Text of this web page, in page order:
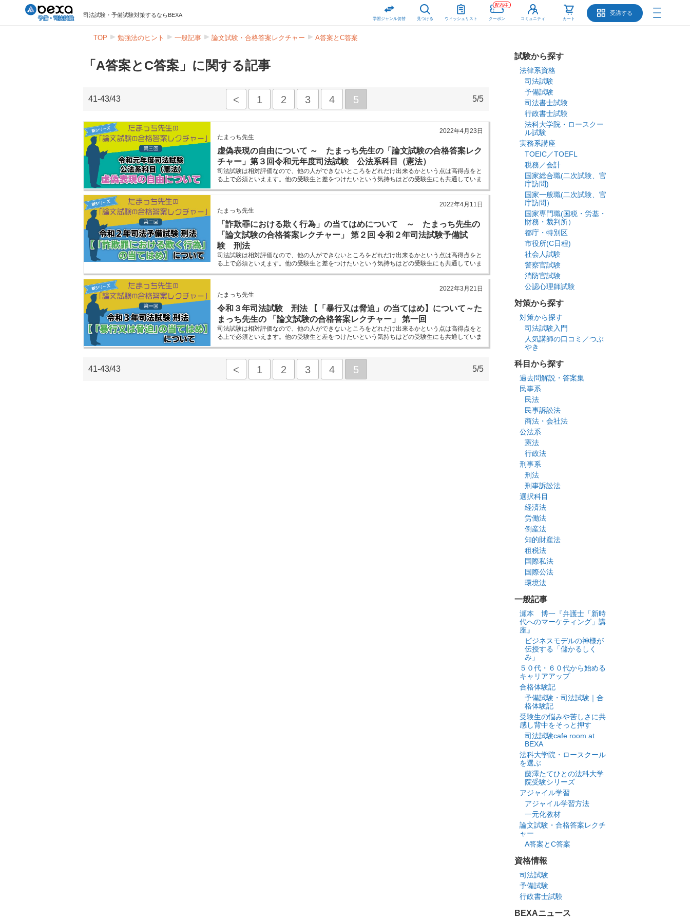
司法試験・予備試験対策するならBEXA
学習ジャンル切替 見つける ウィッシュリスト クーポン
配布中
コミュニティ カート
受講する
TOP 勉強法のヒント 一般記事 論文試験・合格答案レクチャー A答案とC答案
「A答案とC答案」に関する記事
41-43/43 5/5
< 1 2 3 4 5
2022年4月23日
たまっち先生
虚偽表現の自由について ～ たまっち先生の「論文試験の合格答案レク
チャー」第３回令和元年度司法試験 公法系科目（憲法）
司法試験は相対評価なので、他の人ができないところをどれだけ出来るかという点は高得点をと
る上で必須といえます。他の受験生と差をつけたいという気持ちはどの受験生にも共通していま
2022年4月11日
たまっち先生
「詐欺罪における欺く行為」の当てはめについて ～ たまっち先生の
「論文試験の合格答案レクチャー」 第２回 令和２年司法試験予備試
験 刑法
司法試験は相対評価なので、他の人ができないところをどれだけ出来るかという点は高得点をと
る上で必須といえます。他の受験生と差をつけたいという気持ちはどの受験生にも共通していま
2022年3月21日
たまっち先生
令和３年司法試験 刑法 【「暴行又は脅迫」の当てはめ】について～た
まっち先生の 「論文試験の合格答案レクチャー」 第一回
司法試験は相対評価なので、他の人ができないところをどれだけ出来るかという点は高得点をと
る上で必須といえます。他の受験生と差をつけたいという気持ちはどの受験生にも共通していま
41-43/43 5/5
< 1 2 3 4 5
試験から探す
法律系資格
司法試験
予備試験
司法書士試験
行政書士試験
法科大学院・ロースクー
ル試験
実務系講座
TOEIC／TOEFL
税務／会計
国家総合職(二次試験、官
庁訪問)
国家一般職(二次試験、官
庁訪問）
国家専門職(国税・労基・
財務・裁判所）
都庁・特別区
市役所(C日程)
社会人試験
警察官試験
消防官試験
公認心理師試験
対策から探す
対策から探す
司法試験入門
人気講師の口コミ／つぶ
やき
科目から探す
過去問解説・答案集
民事系
民法
民事訴訟法
商法・会社法
公法系
憲法
行政法
刑事系
刑法
刑事訴訟法
選択科目
経済法
労働法
倒産法
知的財産法
租税法
国際私法
国際公法
環境法
一般記事
瀬本 博一『弁護士「新時
代へのマーケティング」講
座』
ビジネスモデルの神様が
伝授する「儲かるしく
み」
５０代・６０代から始める
キャリアアップ
合格体験記
予備試験・司法試験｜合
格体験記
受験生の悩みや苦しさに共
感し背中をそっと押す
司法試験cafe room at
BEXA
法科大学院・ロースクール
を選ぶ
藤澤たてひとの法科大学
院受験シリーズ
アジャイル学習
アジャイル学習方法
一元化教材
論文試験・合格答案レクチ
ャー
A答案とC答案
資格情報
司法試験
予備試験
行政書士試験
BEXAニュース